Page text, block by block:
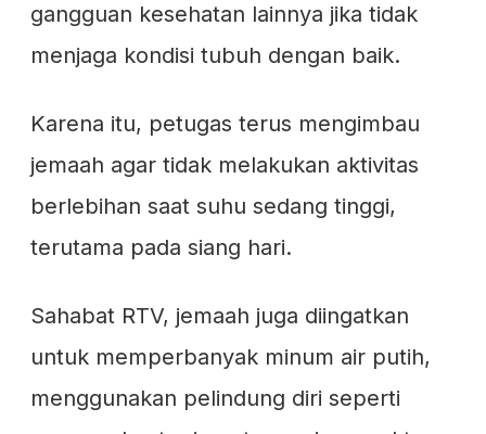
gangguan kesehatan lainnya jika tidak
menjaga kondisi tubuh dengan baik.
Karena itu, petugas terus mengimbau
jemaah agar tidak melakukan aktivitas
berlebihan saat suhu sedang tinggi,
terutama pada siang hari.
Sahabat RTV, jemaah juga diingatkan
untuk memperbanyak minum air putih,
menggunakan pelindung diri seperti